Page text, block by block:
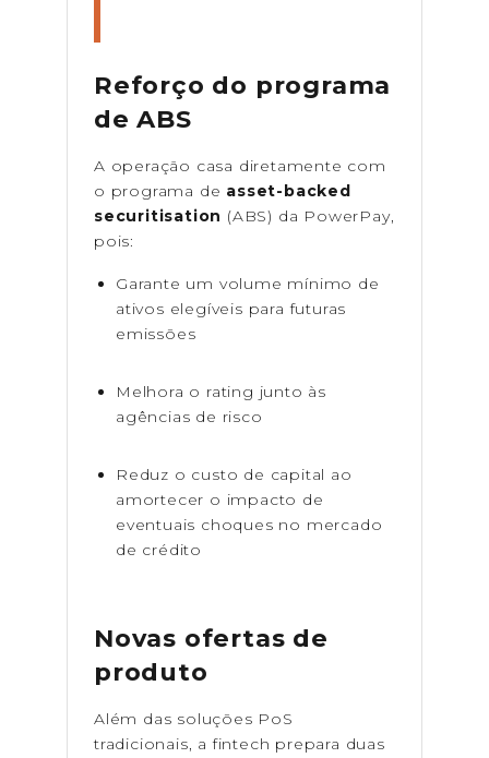
Reforço do programa
de ABS
A operação casa diretamente com
o programa de asset-backed
securitisation (ABS) da PowerPay,
pois:
Garante um volume mínimo de
ativos elegíveis para futuras
emissões
Melhora o rating junto às
agências de risco
Reduz o custo de capital ao
amortecer o impacto de
eventuais choques no mercado
de crédito
Novas ofertas de
produto
Além das soluções PoS
tradicionais, a fintech prepara duas